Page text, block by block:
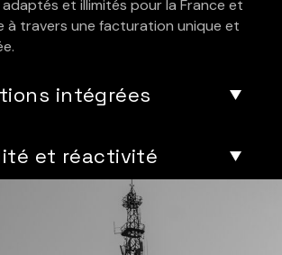
et illimités pour la France et
à travers une facturation unique et
intégrées
et réactivité